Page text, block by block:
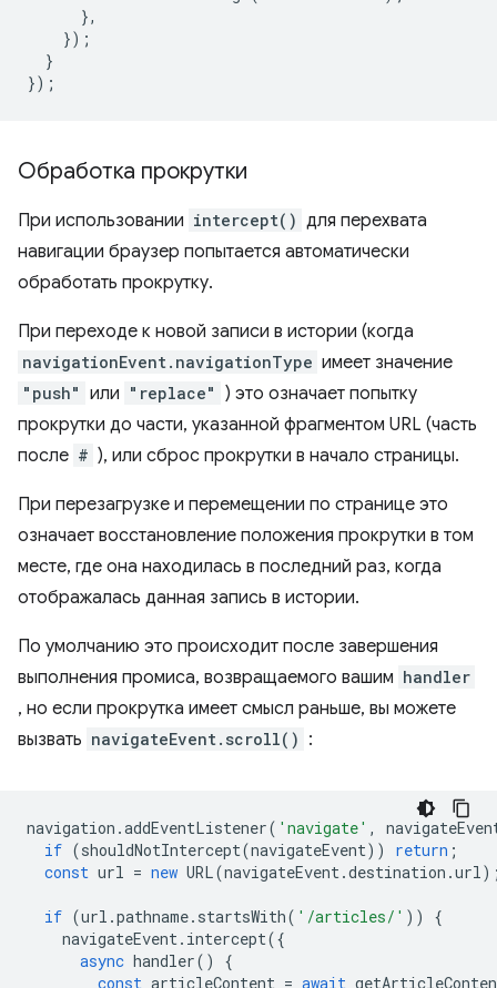
},
});
}
});
Обработка прокрутки
При использовании intercept() для перехвата
навигации браузер попытается автоматически
обработать прокрутку.
При переходе к новой записи в истории (когда
navigationEvent.navigationType имеет значение
"push" или "replace"
) это означает попытку
прокрутки до части, указанной фрагментом URL (часть
после # ), или сброс прокрутки в начало страницы.
При перезагрузке и перемещении по странице это
означает восстановление положения прокрутки в том
месте, где она находилась в последний раз, когда
отображалась данная запись в истории.
По умолчанию это происходит после завершения
выполнения промиса, возвращаемого вашим handler
, но если прокрутка имеет смысл раньше, вы можете
вызвать navigateEvent.scroll() :
navigation .addEventListener( 'navigate' ,
if (shouldNotIntercept(navigateEvent)) return ;
const url = new URL(navigateEvent.destination .url
if (url .pathname. startsWith( '/articles/' ))
{
navigateEvent. intercept({
async handler()
{
const articleContent = await